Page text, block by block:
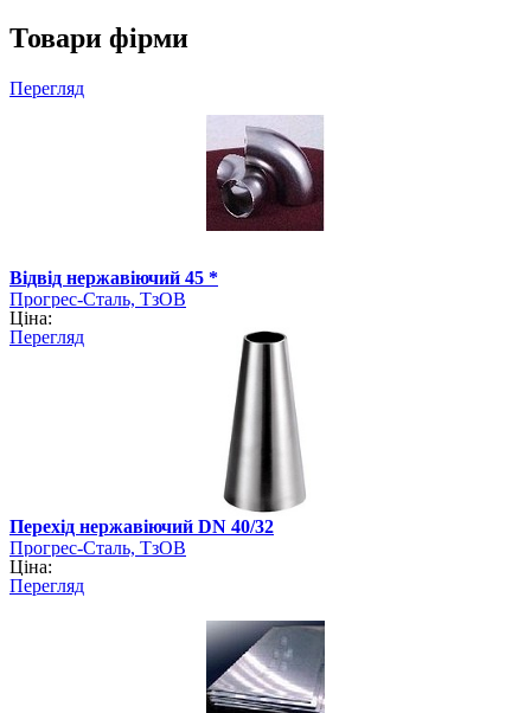
Товари фірми
Перегляд
Відвід нержавіючий 45 *
Прогрес-Сталь, ТзОВ
Ціна:
Перегляд
Перехід нержавіючий DN 40/32
Прогрес-Сталь, ТзОВ
Ціна:
Перегляд